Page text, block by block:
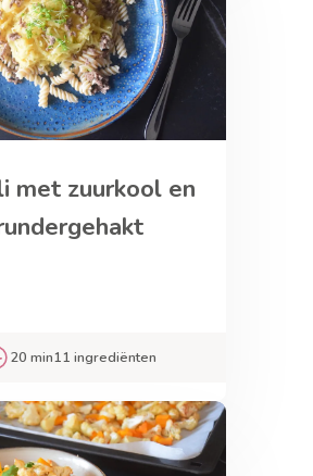
met zuurkool en
20 min11 ingrediënten